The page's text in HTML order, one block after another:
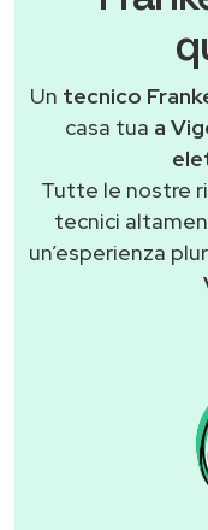
Un tecnico
casa tua a
Tutte le nostre
tecnici
un’esperienza